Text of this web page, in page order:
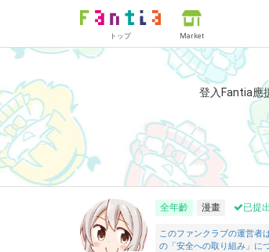
トップ Market
登入Fantia應
全年齡 漫畫 已提
このファンクラブの運営者
の「安全への取り組み」に